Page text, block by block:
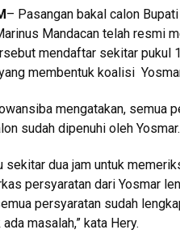
– Pasangan bakal calon
Mandacan telah resmi
mendaftar sekitar pukul
membentuk koalisi
mengatakan, semua
sudah dipenuhi oleh Yosmar.
sekitar dua jam untuk
persyaratan dari Yosmar
persyaratan sudah
masalah,” kata Hery.